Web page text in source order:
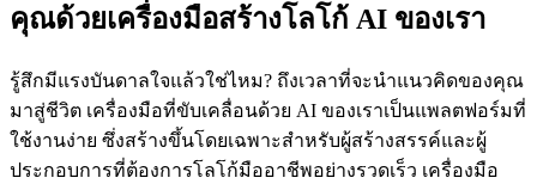
คุณด้วยเครื่องมือสร้างโลโก้ AI ของเรา
รู้สึกมีแรงบันดาลใจแล้วใช่ไหม? ถึงเวลาที่จะนำแนวคิดของคุณ
มาสู่ชีวิต เครื่องมือที่ขับเคลื่อนด้วย AI ของเราเป็นแพลตฟอร์มที่
ใช้งานง่าย ซึ่งสร้างขึ้นโดยเฉพาะสำหรับผู้สร้างสรรค์และผู้
ประกอบการที่ต้องการโลโก้มืออาชีพอย่างรวดเร็ว เครื่องมือ